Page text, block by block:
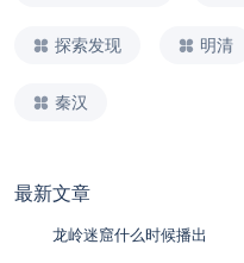
探索发现 明清
秦汉
最新文章
龙岭迷窟什么时候播出